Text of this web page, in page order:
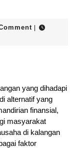
yang dihadapi
alternatif yang
finansial,
masyarakat
di kalangan
faktor